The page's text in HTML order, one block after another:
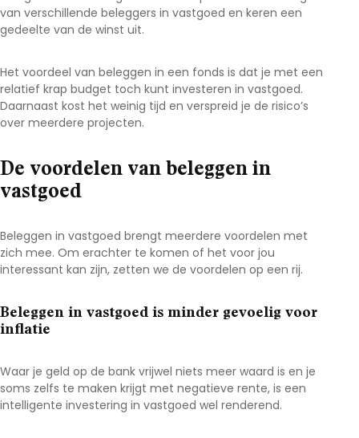
van verschillende beleggers in vastgoed en keren een
gedeelte van de winst uit.
Het voordeel van beleggen in een fonds is dat je met een
relatief krap budget toch kunt investeren in vastgoed.
Daarnaast kost het weinig tijd en verspreid je de risico’s
over meerdere projecten.
De voordelen van beleggen in
vastgoed
Beleggen in vastgoed brengt meerdere voordelen met
zich mee. Om erachter te komen of het voor jou
interessant kan zijn, zetten we de voordelen op een rij.
Beleggen in vastgoed is minder gevoelig voor
inflatie
Waar je geld op de bank vrijwel niets meer waard is en je
soms zelfs te maken krijgt met negatieve rente, is een
intelligente investering in vastgoed wel renderend.